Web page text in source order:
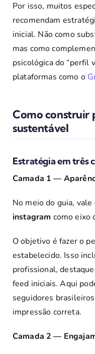
Por isso, muitos
recomendam
inicial. Não como
mas como
psicológica do “perfil
plataformas como o
Como construir
sustentável
Estratégia em três
Camada 1 —
No meio do guia, vale
instagram como eixo
O objetivo é fazer o
estabelecido. Isso
profissional,
feed iniciais. Aqui
seguidores
impressão correta.
Camada 2 —